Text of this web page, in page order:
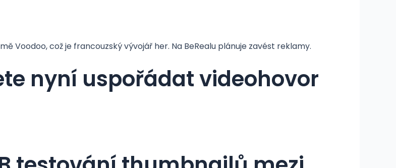
Voodoo, což je francouzský vývojář her. Na BeRealu plánuje zavést reklamy.
nyní uspořádat videohovor